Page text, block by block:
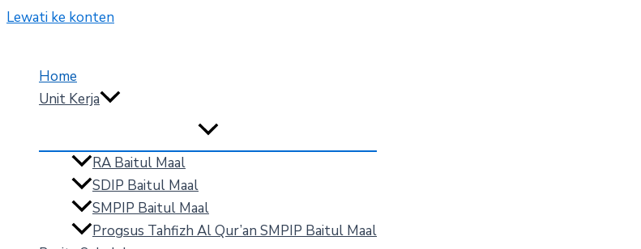
Lewati ke konten
Home
Unit Kerja
RA Baitul Maal
SDIP Baitul Maal
SMPIP Baitul Maal
Progsus Tahfizh Al Qur’an SMPIP Baitul Maal